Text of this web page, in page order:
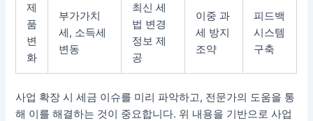
제
품
변
화
부가가치
세, 소득세
변동
최신 세
법 변경
정보 제
공
이중 과
세 방지
조약
피드백
시스템
구축
사업 확장 시 세금 이슈를 미리 파악하고, 전문가의 도움을 통
해 이를 해결하는 것이 중요합니다. 위 내용을 기반으로 사업